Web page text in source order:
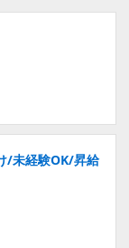
/未経験OK/昇給